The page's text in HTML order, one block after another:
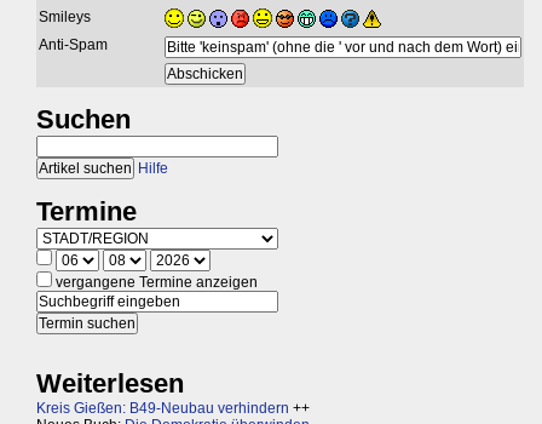
Smileys
Anti-Spam
Suchen
Hilfe
Termine
vergangene Termine anzeigen
Weiterlesen
Kreis Gießen: B49-Neubau verhindern ++